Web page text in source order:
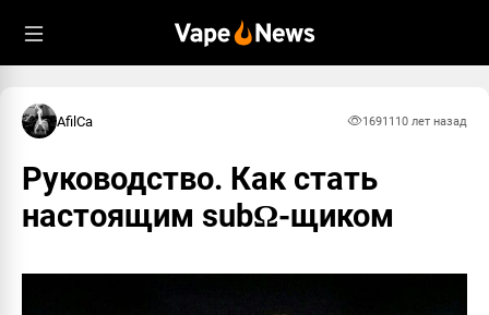
AfilCa 16911 10 лет назад
Руководство. Как стать
настоящим subΩ-щиком